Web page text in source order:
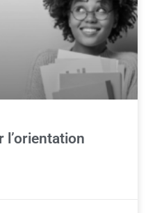
l’orientation